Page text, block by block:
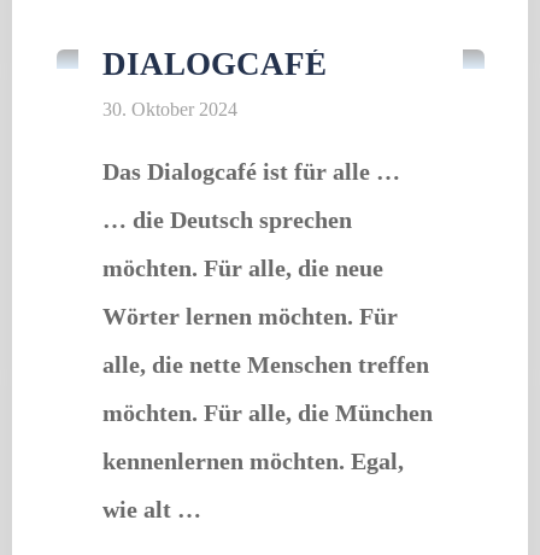
DIALOGCAFÉ
30. Oktober 2024
Das Dialogcafé ist für alle …
… die Deutsch sprechen
möchten. Für alle, die neue
Wörter lernen möchten. Für
alle, die nette Menschen treffen
möchten. Für alle, die München
kennenlernen möchten. Egal,
wie alt …